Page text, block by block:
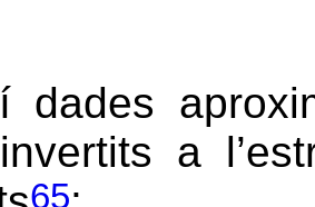
dades
a
65